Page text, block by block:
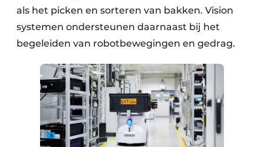
als het picken en sorteren van bakken. Vision
systemen ondersteunen daarnaast bij het
begeleiden van robotbewegingen en gedrag.